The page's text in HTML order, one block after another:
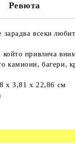
Ревюта
всеки
привлича
камиони, багери,
x 3,81 x 22,86 см